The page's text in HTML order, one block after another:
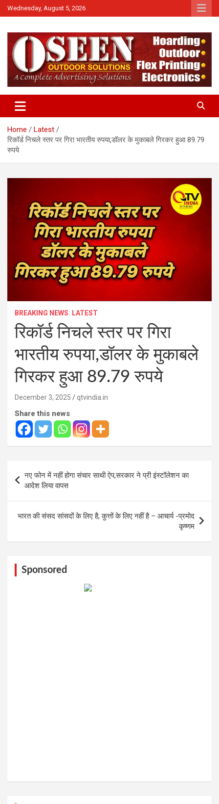
Skip
to
Wednesday, August 5, 2026
QTv India
Home
Latest
रिकॉर्ड निचले स्तर पर गिरा भारतीय रुपया,डॉलर के मुकाबले गिरकर हुआ 89.79
रुपये
BREAKING NEWS LATEST
रिकॉर्ड निचले स्तर पर गिरा
भारतीय रुपया,डॉलर के मुकाबले
गिरकर हुआ 89.79 रुपये
December 3, 2025 qtvindia.in
Share this news
navigation
नए फोन में नहीं होगा संचार साथी ऐप,सरकार ने प्री इंस्टॉलेशन का
आदेश लिया वापस
भारत की संसद सांसदों के लिए है, कुत्तों के लिए नहीं है – आचार्य -प्रमोद
कृष्णम
Sponsored